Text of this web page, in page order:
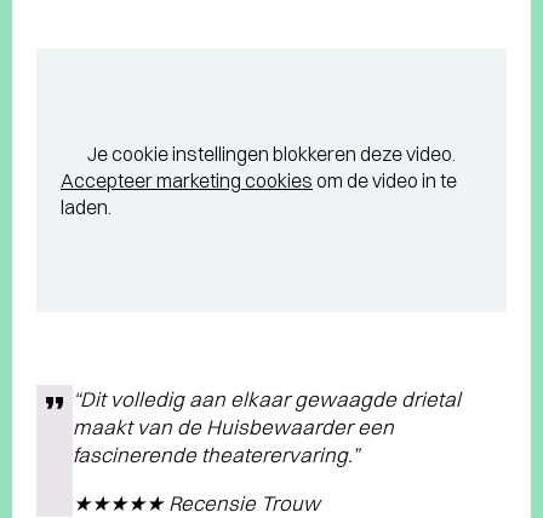
Je cookie instellingen blokkeren deze video.
Accepteer marketing cookies om de video in te
laden.
“Dit volledig aan elkaar gewaagde drietal
maakt van de Huisbewaarder een
fascinerende theaterervaring.”
★★★★★ Recensie Trouw